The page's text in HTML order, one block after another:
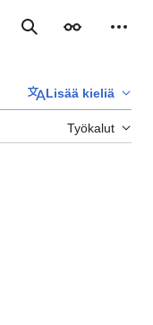
Haku Ulkoasu
Lisää kieliä
Työkalut